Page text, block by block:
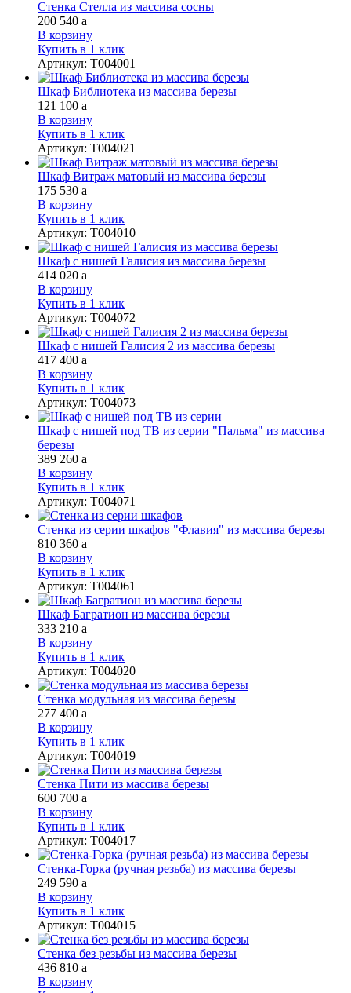
Стенка Стелла из массива сосны
200 540 a
В корзину
Купить в 1 клик
Артикул: Т004001
Шкаф Библиотека из массива березы
121 100 a
В корзину
Купить в 1 клик
Артикул: Т004021
Шкаф Витраж матовый из массива березы
175 530 a
В корзину
Купить в 1 клик
Артикул: Т004010
Шкаф с нишей Галисия из массива березы
414 020 a
В корзину
Купить в 1 клик
Артикул: Т004072
Шкаф с нишей Галисия 2 из массива березы
417 400 a
В корзину
Купить в 1 клик
Артикул: Т004073
Шкаф с нишей под ТВ из серии "Пальма" из массива
березы
389 260 a
В корзину
Купить в 1 клик
Артикул: Т004071
Стенка из серии шкафов "Флавия" из массива березы
810 360 a
В корзину
Купить в 1 клик
Артикул: Т004061
Шкаф Багратион из массива березы
333 210 a
В корзину
Купить в 1 клик
Артикул: Т004020
Стенка модульная из массива березы
277 400 a
В корзину
Купить в 1 клик
Артикул: Т004019
Стенка Пити из массива березы
600 700 a
В корзину
Купить в 1 клик
Артикул: Т004017
Стенка-Горка (ручная резьба) из массива березы
249 590 a
В корзину
Купить в 1 клик
Артикул: Т004015
Стенка без резьбы из массива березы
436 810 a
В корзину